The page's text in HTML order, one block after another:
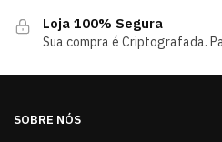
Loja 100% Segura
Sua compra é Criptografada.
SOBRE NÓS